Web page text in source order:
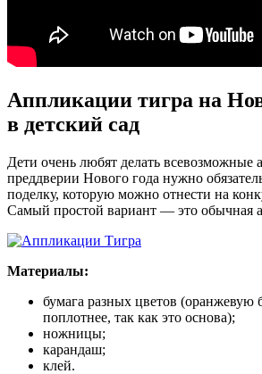
Аппликации тигра на
в детский сад
Дети очень любят делать всевозможные
преддверии Нового года нужно
поделку, которую можно отнести на
Самый простой вариант — это обычная
Материалы:
бумага разных цветов (оранжевую
поплотнее, так как это основа);
ножницы;
карандаш;
клей.